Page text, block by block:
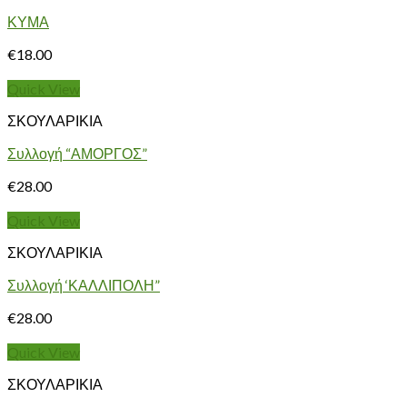
ΚΥΜΑ
€18.00
Quick View
ΣΚΟΥΛΑΡΙΚΙΑ
Συλλογή “ΑΜΟΡΓΟΣ”
€28.00
Quick View
ΣΚΟΥΛΑΡΙΚΙΑ
Συλλογή ‘ΚΑΛΛΙΠΟΛΗ”
€28.00
Quick View
ΣΚΟΥΛΑΡΙΚΙΑ